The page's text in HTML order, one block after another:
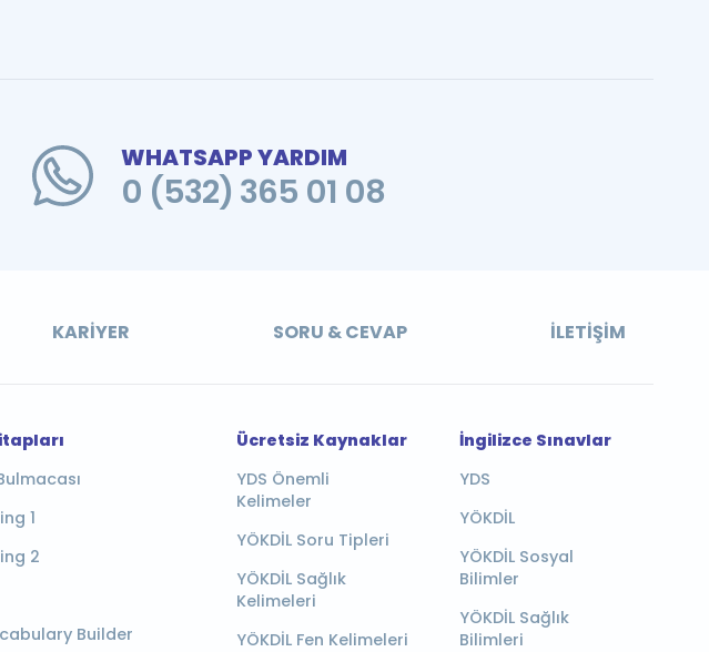
WHATSAPP YARDIM
0 (532) 365 01 08
KARIYER SORU & CEVAP İLETIŞIM
1
2
Builder
Ücretsiz Kaynaklar
YDS Önemli
Kelimeler
YÖKDİL Soru Tipleri
YÖKDİL Sağlık
Kelimeleri
YÖKDİL Fen Kelimeleri
İngilizce Sınavlar
YDS
YÖKDİL
YÖKDİL Sosyal
Bilimler
YÖKDİL Sağlık
Bilimleri